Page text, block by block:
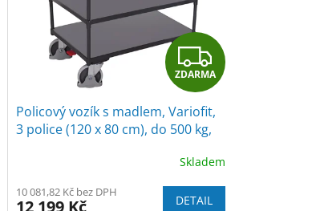
Z
D
A
R
M
ZDARMA
Policový vozík s madlem, Variofit,
3 police (120 x 80 cm), do 500 kg,
Skladem
10 081,82 Kč bez DPH
12 199 Kč DETAIL